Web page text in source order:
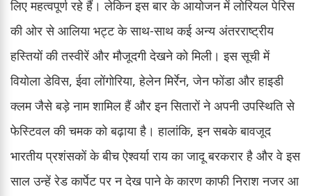
लिए महत्वपूर्ण रहे हैं। लेकिन इस बार के आयोजन में लोरियल पेरिस
की ओर से आलिया भट्ट के साथ-साथ कई अन्य अंतरराष्ट्रीय
हस्तियों की तस्वीरें और मौजूदगी देखने को मिली। इस सूची में
वियोला डेविस, ईवा लोंगोरिया, हेलेन मिर्रेन, जेन फोंडा और हाइडी
क्लम जैसे बड़े नाम शामिल हैं और इन सितारों ने अपनी उपस्थिति से
फेस्टिवल की चमक को बढ़ाया है। हालांकि, इन सबके बावजूद
भारतीय प्रशंसकों के बीच ऐश्वर्या राय का जादू बरकरार है और वे इस
साल उन्हें रेड कार्पेट पर न देख पाने के कारण काफी निराश नजर आ